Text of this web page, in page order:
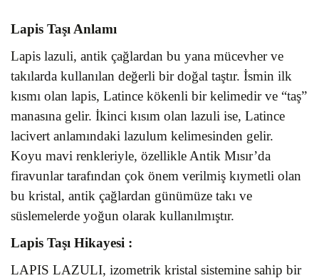
Lapis Taşı Anlamı
Lapis lazuli, antik çağlardan bu yana mücevher ve
takılarda kullanılan değerli bir doğal taştır. İsmin ilk
kısmı olan lapis, Latince kökenli bir kelimedir ve “taş”
manasına gelir. İkinci kısım olan lazuli ise, Latince
lacivert anlamındaki lazulum kelimesinden gelir.
Koyu mavi renkleriyle, özellikle Antik Mısır’da
firavunlar tarafından çok önem verilmiş kıymetli olan
bu kristal, antik çağlardan günümüze takı ve
süslemelerde yoğun olarak kullanılmıştır.
Lapis Taşı Hikayesi :
LAPIS LAZULI, izometrik kristal sistemine sahip bir